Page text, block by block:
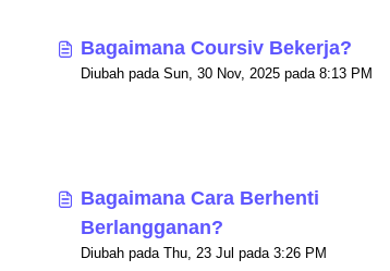
Bagaimana Coursiv Bekerja?
Diubah pada Sun, 30 Nov, 2025 pada 8:13 PM
Bagaimana Cara Berhenti
Berlangganan?
Diubah pada Thu, 23 Jul pada 3:26 PM